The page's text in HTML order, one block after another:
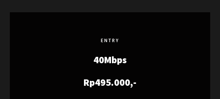
ENTRY
40Mbps
Rp495.000,-